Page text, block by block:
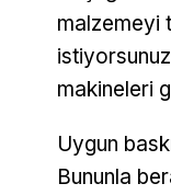
malzemeyi
makineleri
Uygun
Bununla